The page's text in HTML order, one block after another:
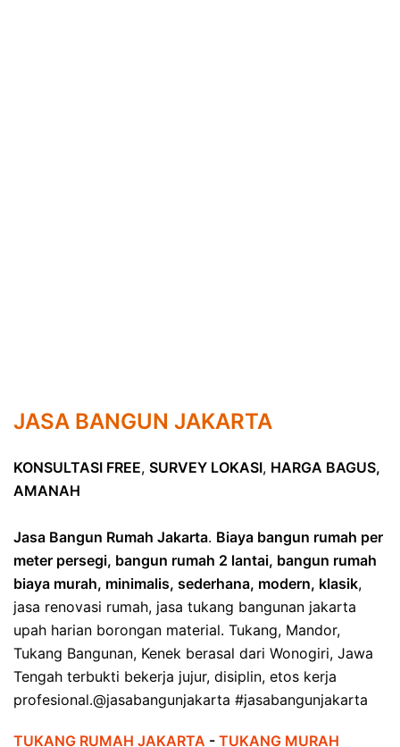
JASA BANGUN JAKARTA
KONSULTASI FREE, SURVEY LOKASI, HARGA BAGUS,
AMANAH
Jasa Bangun Rumah Jakarta. Biaya bangun rumah per
meter persegi, bangun rumah 2 lantai, bangun rumah
biaya murah, minimalis, sederhana, modern, klasik,
jasa renovasi rumah, jasa tukang bangunan jakarta
upah harian borongan material. Tukang, Mandor,
Tukang Bangunan, Kenek berasal dari Wonogiri, Jawa
Tengah terbukti bekerja jujur, disiplin, etos kerja
profesional.@jasabangunjakarta #jasabangunjakarta
TUKANG RUMAH JAKARTA - TUKANG MURAH